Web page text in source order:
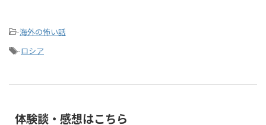
-海外の怖い話
-ロシア
体験談・感想はこちら